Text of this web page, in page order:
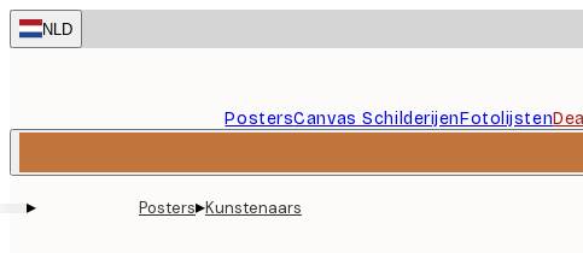
Skip
to
NLD
PostersCanvas SchilderijenFotolijsten
▸ Posters▸Kunstenaars